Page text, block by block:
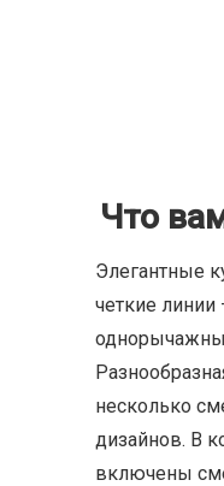
Что
Элегантные
четкие
несколько
дизайнов. В
включены